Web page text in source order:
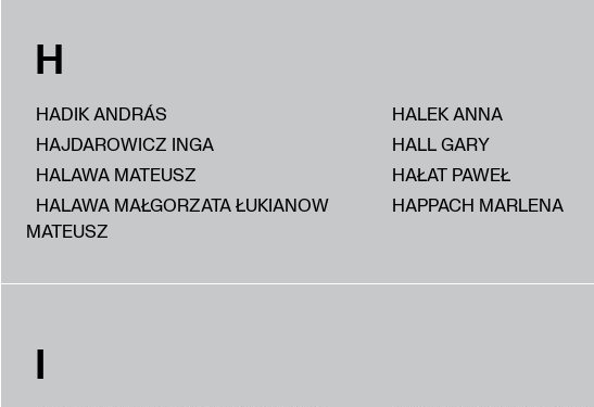
H
HADIK ANDRÁS
HAJDAROWICZ INGA
HALAWA MATEUSZ
HALAWA MAŁGORZATA ŁUKIANOW
MATEUSZ
HALEK ANNA
HALL GARY
HAŁAT PAWEŁ
HAPPACH MARLENA
I